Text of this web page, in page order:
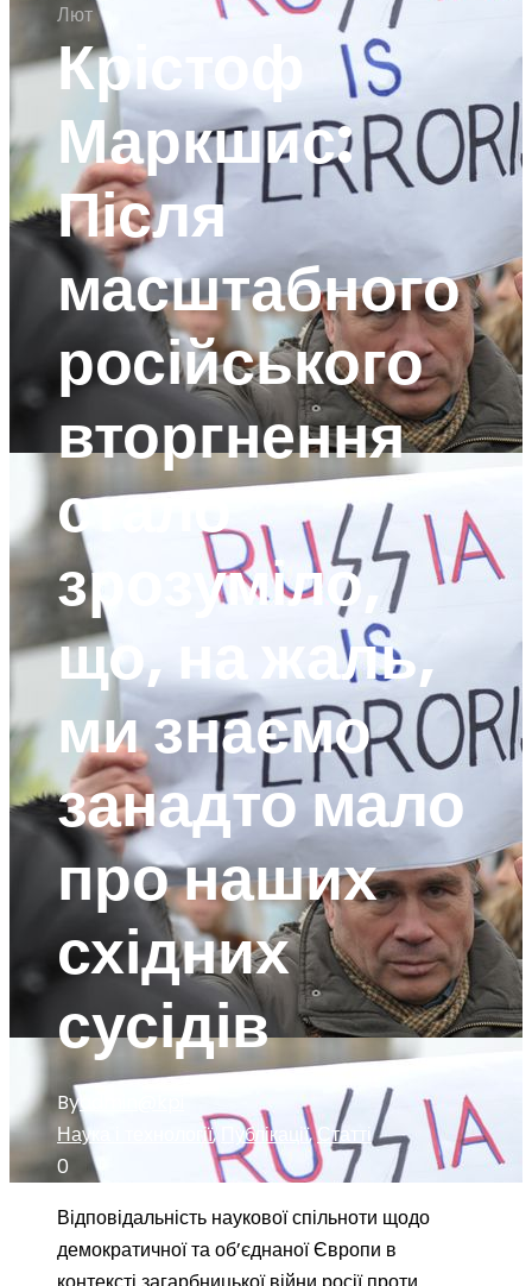
Лют
Крістоф
Маркшис:
Після
масштабного
російського
вторгнення
стало
зрозуміло,
що, на жаль,
ми знаємо
занадто мало
про наших
східних
сусідів
Byadmin@kpi
Наука і технології, Публікації,Статті
0
Відповідальність наукової спільноти щодо
демократичної та об’єднаної Європи в